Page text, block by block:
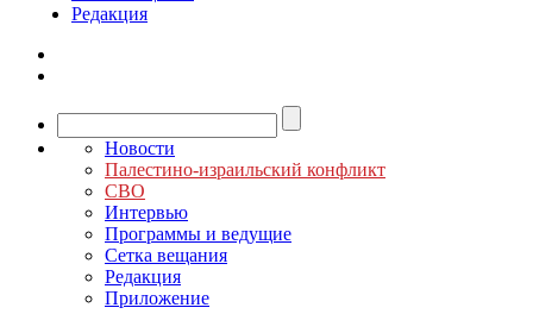
Редакция
Новости
Палестино-израильский конфликт
СВО
Интервью
Программы и ведущие
Сетка вещания
Редакция
Приложение